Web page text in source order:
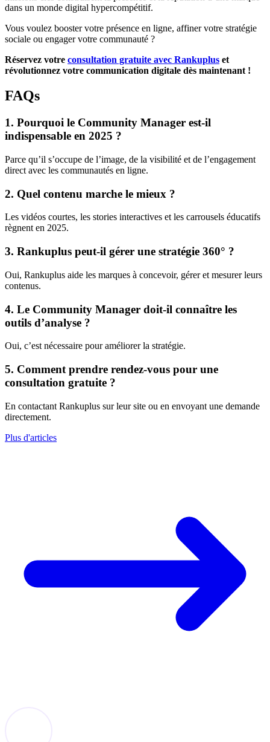
dans un monde digital hypercompétitif.
Vous voulez booster votre présence en ligne, affiner votre stratégie
sociale ou engager votre communauté ?
Réservez votre consultation gratuite avec Rankuplus et
révolutionnez votre communication digitale dès maintenant !
FAQs
1. Pourquoi le Community Manager est-il
indispensable en 2025 ?
Parce qu’il s’occupe de l’image, de la visibilité et de l’engagement
direct avec les communautés en ligne.
2. Quel contenu marche le mieux ?
Les vidéos courtes, les stories interactives et les carrousels éducatifs
règnent en 2025.
3. Rankuplus peut-il gérer une stratégie 360° ?
Oui, Rankuplus aide les marques à concevoir, gérer et mesurer leurs
contenus.
4. Le Community Manager doit-il connaître les
outils d’analyse ?
Oui, c’est nécessaire pour améliorer la stratégie.
5. Comment prendre rendez-vous pour une
consultation gratuite ?
En contactant Rankuplus sur leur site ou en envoyant une demande
directement.
Plus d'articles